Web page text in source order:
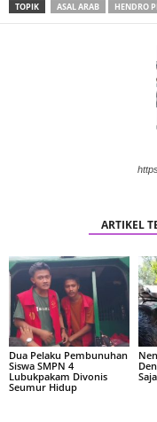
TOPIK ASAL ARAB HENDRO
ARTIKEL
Dua Pelaku Pembunuhan
Siswa SMPN 4
Lubukpakam Divonis
Seumur Hidup